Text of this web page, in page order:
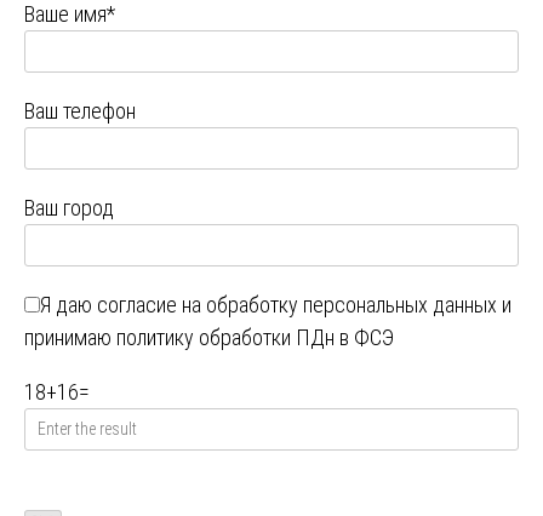
Ваше имя*
Ваш телефон
Ваш город
Я даю согласие на обработку персональных данных и
принимаю политику обработки ПДн в ФСЭ
18+16=